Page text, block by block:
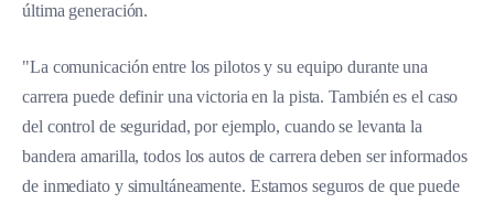
última generación.
"La comunicación entre los pilotos y su equipo durante una
carrera puede definir una victoria en la pista. También es el caso
del control de seguridad, por ejemplo, cuando se levanta la
bandera amarilla, todos los autos de carrera deben ser informados
de inmediato y simultáneamente. Estamos seguros de que puede